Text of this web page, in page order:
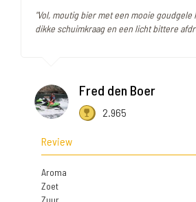
"Vol, moutig bier met een mooie
dikke schuimkraag en een licht bittere
Fred den Boer
2.965
Review
Aroma
Zoet